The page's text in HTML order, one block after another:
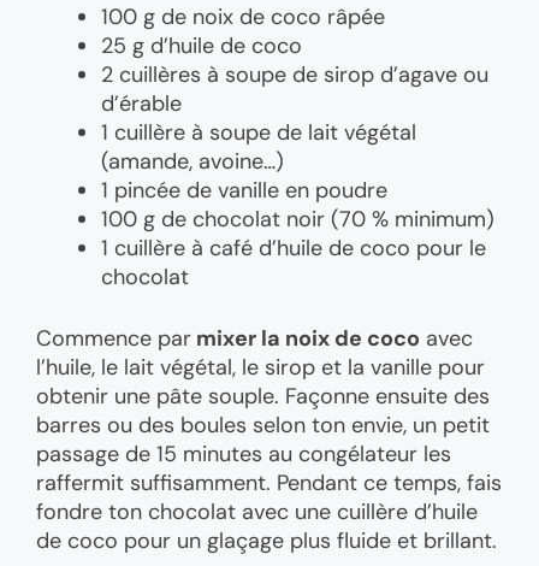
100 g de noix de coco râpée
25 g d’huile de coco
2 cuillères à soupe de sirop d’agave ou
d’érable
1 cuillère à soupe de lait végétal
(amande, avoine…)
1 pincée de vanille en poudre
100 g de chocolat noir (70 % minimum)
1 cuillère à café d’huile de coco pour le
chocolat
Commence par mixer la noix de coco avec
l’huile, le lait végétal, le sirop et la vanille pour
obtenir une pâte souple. Façonne ensuite des
barres ou des boules selon ton envie, un petit
passage de 15 minutes au congélateur les
raffermit suffisamment. Pendant ce temps, fais
fondre ton chocolat avec une cuillère d’huile
de coco pour un glaçage plus fluide et brillant.